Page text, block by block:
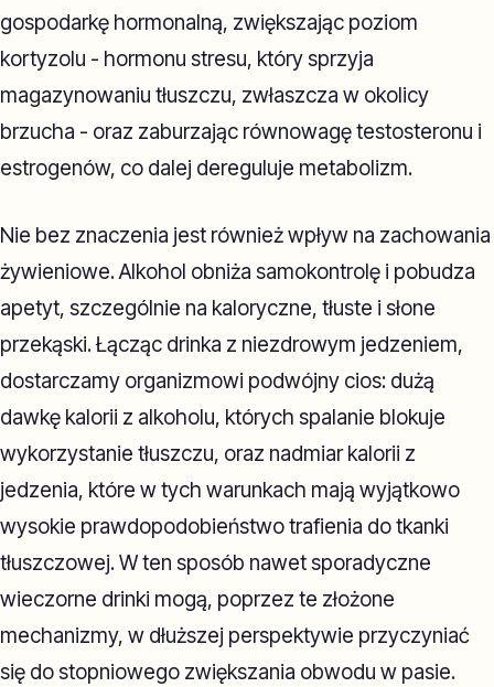
gospodarkę hormonalną, zwiększając poziom
kortyzolu - hormonu stresu, który sprzyja
magazynowaniu tłuszczu, zwłaszcza w okolicy
brzucha - oraz zaburzając równowagę testosteronu i
estrogenów, co dalej dereguluje metabolizm.
Nie bez znaczenia jest również wpływ na zachowania
żywieniowe. Alkohol obniża samokontrolę i pobudza
apetyt, szczególnie na kaloryczne, tłuste i słone
przekąski. Łącząc drinka z niezdrowym jedzeniem,
dostarczamy organizmowi podwójny cios: dużą
dawkę kalorii z alkoholu, których spalanie blokuje
wykorzystanie tłuszczu, oraz nadmiar kalorii z
jedzenia, które w tych warunkach mają wyjątkowo
wysokie prawdopodobieństwo trafienia do tkanki
tłuszczowej. W ten sposób nawet sporadyczne
wieczorne drinki mogą, poprzez te złożone
mechanizmy, w dłuższej perspektywie przyczyniać
się do stopniowego zwiększania obwodu w pasie.